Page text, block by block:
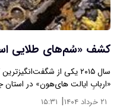
کشف «سُم‌های طلایی اسب» از
سال ۲۰۱۵ یکی از
«اربابِ ایالت های‌هون» در
۲۱ خرداد ۱۴۰۴ | ۱۵:۳۱